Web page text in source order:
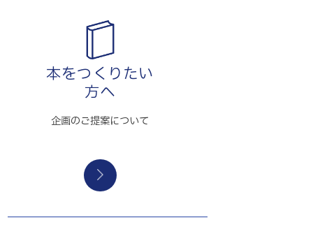
本をつくりたい
方へ
企画のご提案について